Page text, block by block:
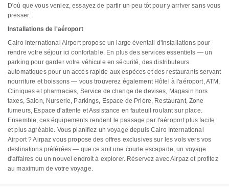
D'où que vous veniez, essayez de partir un peu tôt pour y arriver sans vous
presser.
Installations de l'aéroport
Cairo International Airport propose un large éventail d'installations pour
rendre votre séjour ici confortable. En plus des services essentiels — un
parking pour garder votre véhicule en sécurité, des distributeurs
automatiques pour un accès rapide aux espèces et des restaurants servant
nourriture et boissons — vous trouverez également Hôtel à l'aéroport, ATM,
Cliniques et pharmacies, Service de change de devises, Magasin hors
taxes, Salon, Nurserie, Parkings, Espace de Prière, Restaurant, Zone
fumeurs, Espace d'attente et Assistance en fauteuil roulant sur place.
Ensemble, ces équipements rendent le passage par l'aéroport plus facile
et plus agréable. Vous planifiez un voyage depuis Cairo International
Airport ? Airpaz vous propose des offres exclusives sur les vols vers vos
destinations préférées — que ce soit une courte escapade, un voyage
d'affaires ou un nouvel endroit à explorer. Réservez avec Airpaz et profitez
au maximum de votre voyage.